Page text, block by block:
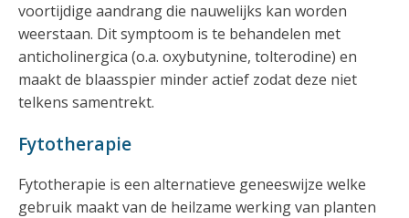
voortijdige aandrang die nauwelijks kan worden
weerstaan. Dit symptoom is te behandelen met
anticholinergica (o.a. oxybutynine, tolterodine) en
maakt de blaasspier minder actief zodat deze niet
telkens samentrekt.
Fytotherapie
Fytotherapie is een alternatieve geneeswijze welke
gebruik maakt van de heilzame werking van planten